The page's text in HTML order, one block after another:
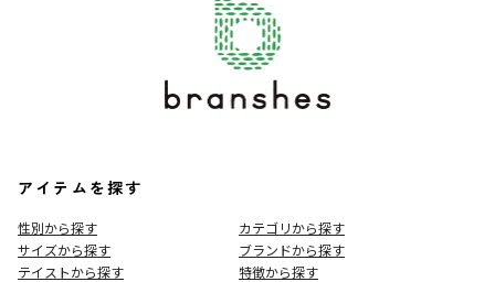
アイテムを探す
性別から探す
カテゴリから探す
サイズから探す
ブランドから探す
テイストから探す
特徴から探す